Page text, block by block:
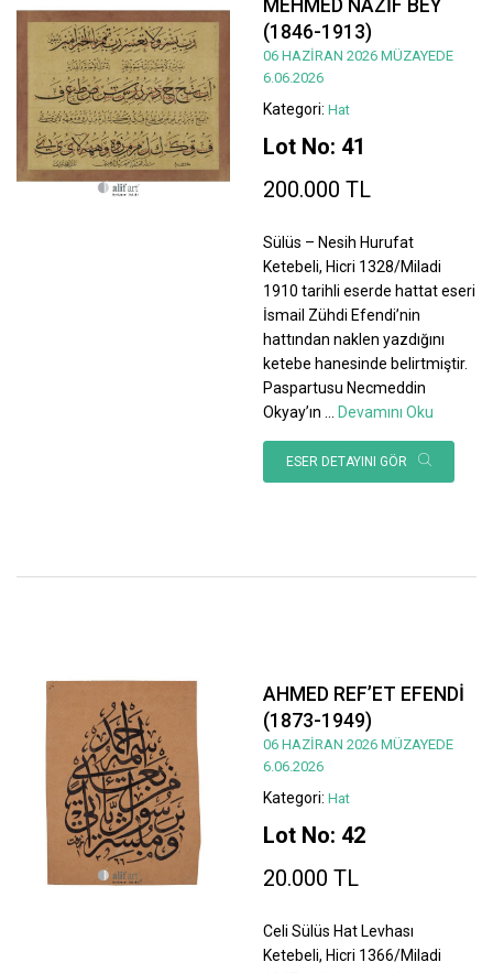
MEHMED NAZİF BEY
(1846-1913)
06 HAZİRAN 2026 MÜZAYEDE
6.06.2026
Kategori: Hat
Lot No: 41
200.000 TL
Sülüs – Nesih Hurufat
Ketebeli, Hicri 1328/Miladi
1910 tarihli eserde hattat eseri
İsmail Zühdi Efendi’nin
hattından naklen yazdığını
ketebe hanesinde belirtmiştir.
Paspartusu Necmeddin
Okyay’ın
Devamını Oku
ESER DETAYINI GÖR
AHMED REF’ET EFENDİ
(1873-1949)
06 HAZİRAN 2026 MÜZAYEDE
6.06.2026
Kategori: Hat
Lot No: 42
20.000 TL
Celi Sülüs Hat Levhası
Ketebeli, Hicri 1366/Miladi